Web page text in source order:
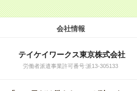
会社情報
テイケイワークス東京株式会社
労働者派遣事業許可番号:派13-305133